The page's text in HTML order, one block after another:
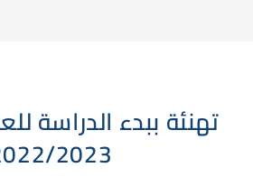
تهنئة ببدء الدراسة
2023